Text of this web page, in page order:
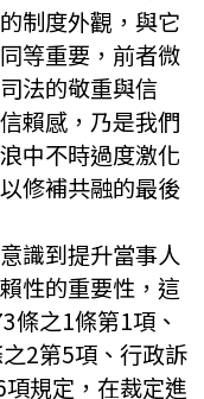
制度外觀，與它
等重要，前者微
法的敬重與信
賴感，乃是我們
中不時過度激化
修補共融的最後
識到提升當事人
性的重要性，這
條之1條第1項、
2第5項、行政訴
規定，在裁定進